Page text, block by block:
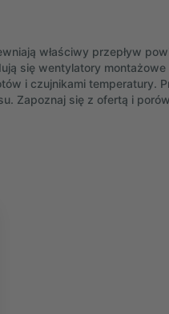
właściwy przepływ
się wentylatory
i czujnikami temperatury.
Zapoznaj się z ofertą i